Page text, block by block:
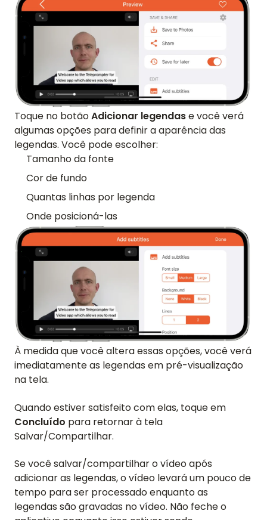
Toque no botãoAdicionar legendase você verá
algumas opções para definir a aparência das
legendas. Você pode escolher:
Tamanho da fonte
Cor de fundo
Quantas linhas por legenda
Onde posicioná-las
À medida que você altera essas opções, você verá
imediatamente as legendas em pré-visualização
na tela.
Quando estiver satisfeito com elas, toque em
Concluído para retornar à tela
Salvar/Compartilhar.
Se você salvar/compartilhar o vídeo após
adicionar as legendas, o vídeo levará um pouco de
tempo para ser processado enquanto as
legendas são gravadas no vídeo. Não feche o